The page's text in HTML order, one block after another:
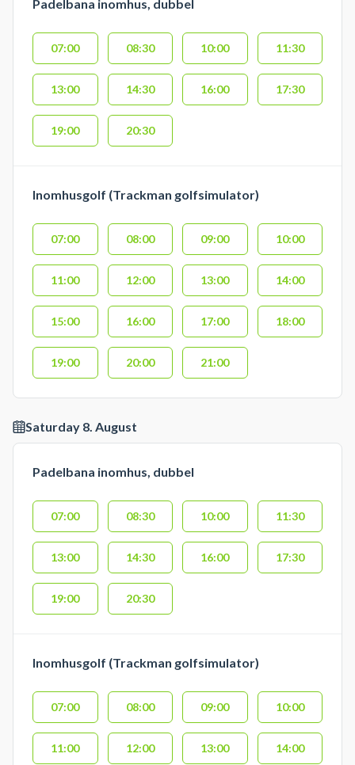
Padelbana inomhus, dubbel
07:00 08:30 10:00 11:30
13:00 14:30 16:00 17:30
19:00 20:30
Inomhusgolf (Trackman golfsimulator)
07:00 08:00 09:00 10:00
11:00 12:00 13:00 14:00
15:00 16:00 17:00 18:00
19:00 20:00 21:00
Saturday 8. August
Padelbana inomhus, dubbel
07:00 08:30 10:00 11:30
13:00 14:30 16:00 17:30
19:00 20:30
Inomhusgolf (Trackman golfsimulator)
07:00 08:00 09:00 10:00
11:00 12:00 13:00 14:00